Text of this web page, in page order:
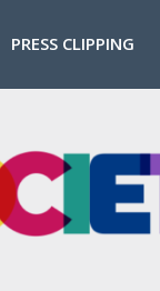
PRESS CLIPPING